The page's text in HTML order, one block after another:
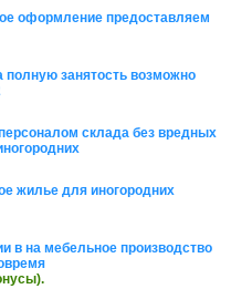
оформление предоставляем
занятость возможно
склада без вредных
жилье для иногородних
в на мебельное производство